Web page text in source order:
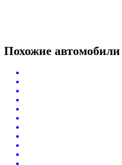
Похожие автомобили